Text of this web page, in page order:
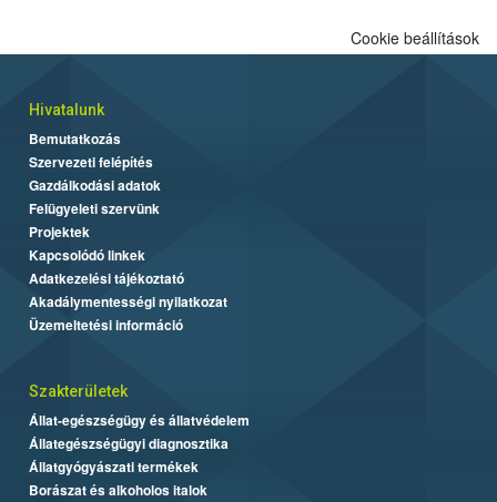
Cookie beállítások
Hivatalunk
Bemutatkozás
Szervezeti felépítés
Gazdálkodási adatok
Felügyeleti szervünk
Projektek
Kapcsolódó linkek
Adatkezelési tájékoztató
Akadálymentességi nyilatkozat
Üzemeltetési információ
Szakterületek
Állat-egészségügy és állatvédelem
Állategészségügyi diagnosztika
Állatgyógyászati termékek
Borászat és alkoholos italok